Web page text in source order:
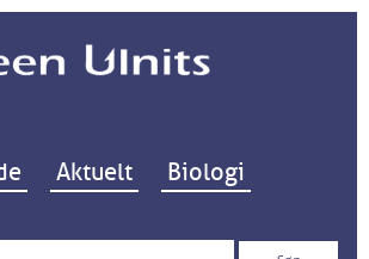
Hop til indhold
Aktuelt Biologi